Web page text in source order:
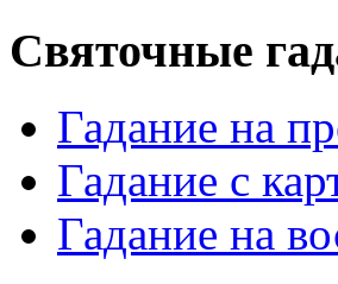
Святочные
Гадание на
Гадание с
Гадание на